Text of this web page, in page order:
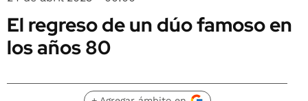
El regreso de un dúo famoso en
los años 80